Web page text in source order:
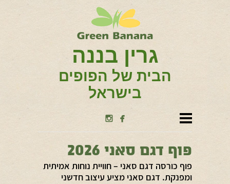
גרין בננה
הבית של הפופים
בישראל


פוף דגם סאני 2026
פוף כורסה דגם סאני – חוויית נוחות אמיתית
ומפנקת. דגם סאני מציע עיצוב חדשני